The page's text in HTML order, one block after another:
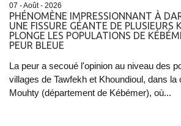
07 - Août - 2026
PHÉNOMÈNE IMPRESSIONNANT À
UNE FISSURE GÉANTE DE PLUSIEURS
PLONGE LES POPULATIONS DE
PEUR BLEUE
La peur a secoué l'opinion au niveau des
villages de Tawfekh et Khoundioul, dans
Mouhty (département de Kébémer), où...